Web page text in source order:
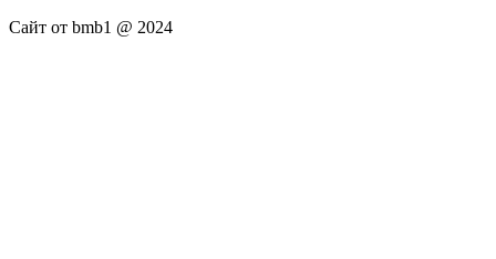
Сайт от bmb1 @ 2024